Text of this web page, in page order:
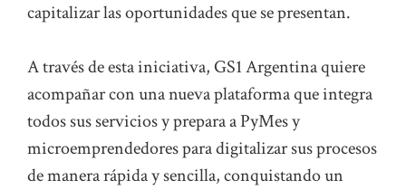
capitalizar las oportunidades que se presentan.
A través de esta iniciativa, GS1 Argentina quiere
acompañar con una nueva plataforma que integra
todos sus servicios y prepara a PyMes y
microemprendedores para digitalizar sus procesos
de manera rápida y sencilla, conquistando un